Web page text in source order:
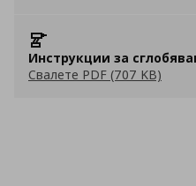
Инструкции за
Свалете PDF (707 KB)